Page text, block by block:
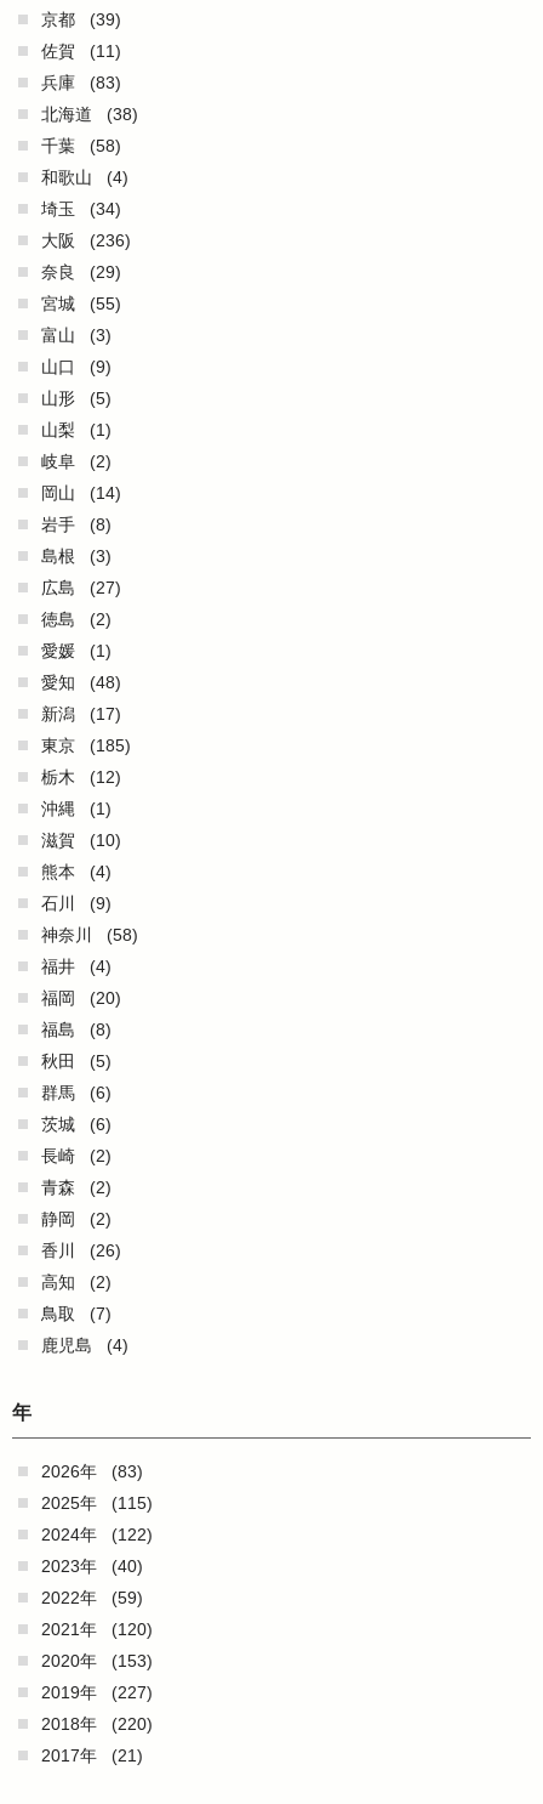
京都
(39)
佐賀
(11)
兵庫
(83)
北海道
(38)
千葉
(58)
和歌山
(4)
埼玉
(34)
大阪
(236)
奈良
(29)
宮城
(55)
富山
(3)
山口
(9)
山形
(5)
山梨
(1)
岐阜
(2)
岡山
(14)
岩手
(8)
島根
(3)
広島
(27)
徳島
(2)
愛媛
(1)
愛知
(48)
新潟
(17)
東京
(185)
栃木
(12)
沖縄
(1)
滋賀
(10)
熊本
(4)
石川
(9)
神奈川
(58)
福井
(4)
福岡
(20)
福島
(8)
秋田
(5)
群馬
(6)
茨城
(6)
長崎
(2)
青森
(2)
静岡
(2)
香川
(26)
高知
(2)
鳥取
(7)
鹿児島
(4)
年
2026年
(83)
2025年
(115)
2024年
(122)
2023年
(40)
2022年
(59)
2021年
(120)
2020年
(153)
2019年
(227)
2018年
(220)
2017年
(21)